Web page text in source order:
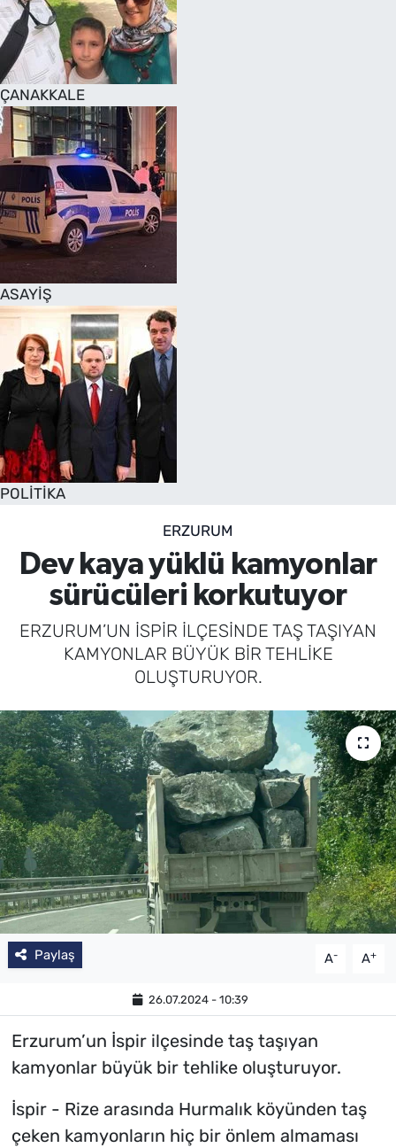
ÇANAKKALE
ASAYİŞ
POLİTİKA
ERZURUM
Dev kaya yüklü kamyonlar
sürücüleri korkutuyor
ERZURUM’UN İSPİR İLÇESİNDE TAŞ TAŞIYAN
KAMYONLAR BÜYÜK BİR TEHLİKE
OLUŞTURUYOR.
Paylaş A- A+
26.07.2024 - 10:39
Erzurum’un İspir ilçesinde taş taşıyan
kamyonlar büyük bir tehlike oluşturuyor.
İspir - Rize arasında Hurmalık köyünden taş
çeken kamyonların hiç bir önlem almaması
SAĞLIK
TV REHBERİ